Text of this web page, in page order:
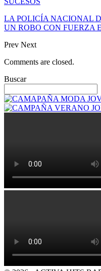
LA POLICÍA NACIONAL
UN ROBO CON FUERZA
Prev Next
Comments are closed.
Buscar